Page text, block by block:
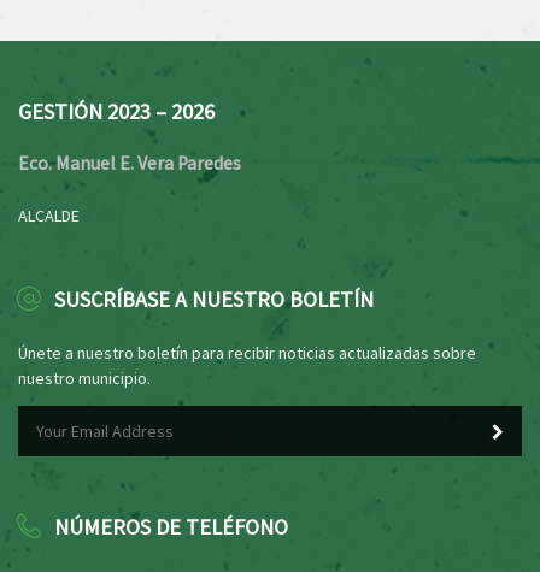
GESTIÓN 2023 – 2026
Eco. Manuel E. Vera Paredes
ALCALDE
SUSCRÍBASE A NUESTRO BOLETÍN
Únete a nuestro boletín para recibir noticias actualizadas sobre
nuestro municipio.
NÚMEROS DE TELÉFONO